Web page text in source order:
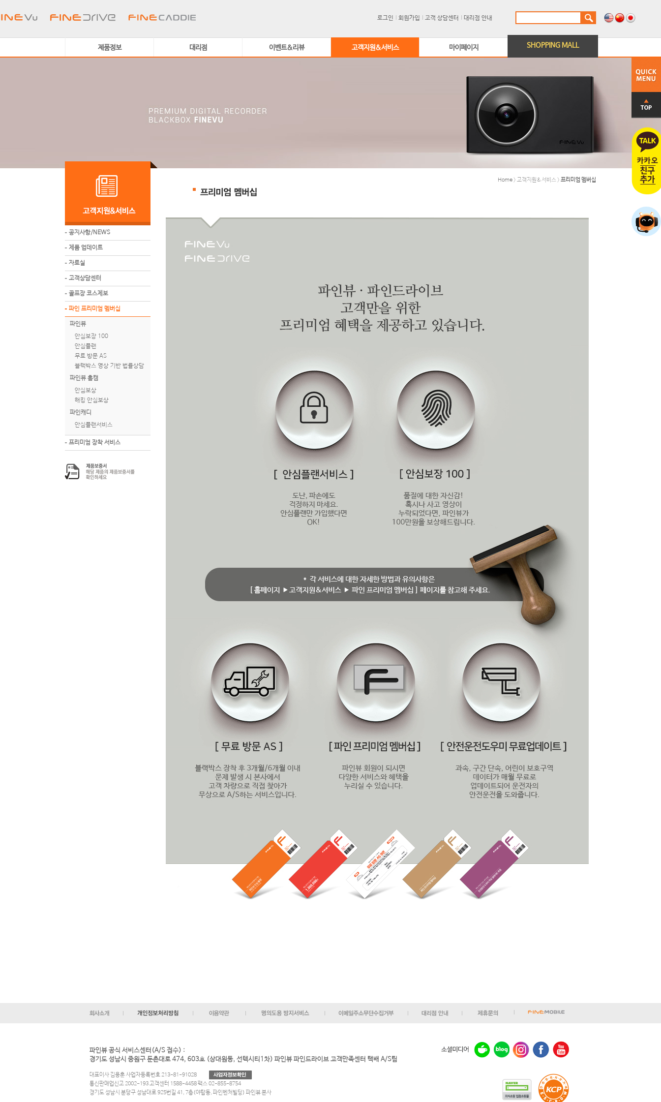
로그인 회원가입 고객 상담센터 대리점 안내
제품정보 대리점 이벤트&리뷰 고객지원&서비스 마이페이지 SHOPPING MALL
공지사항/NEWS
제품 업데이트
자료실
고객상담센터
골프장 코스제보
파인 프리미엄 멤버십
파인뷰
안심보장 100
안심플랜
무료 방문 AS
블랙박스 영상 기반 법률상담
파인뷰 홈캠
안심보상
해킹 안심보상
파인캐디
안심플랜서비스
프리미엄 장착 서비스
Home > 고객지원&서비스 > 프리미엄 멤버십
파인뷰 공식 서비스센터(A/S 접수) :
경기도 성남시 중원구 둔촌대로 474, 603호 (상대원동, 선텍시티1차) 파인뷰 파인드라이브 고객만족센터 택배 A/S팀
대표이사 김용훈 사업자등록번호 213-81-91028
통신판매업신고 2002-193 고객센터 1588-4458 팩스 02-855-8754
경기도 성남시 분당구 성남대로 925번길 41, 7층(야탑동, 파인벤처빌딩) 파인뷰 본사